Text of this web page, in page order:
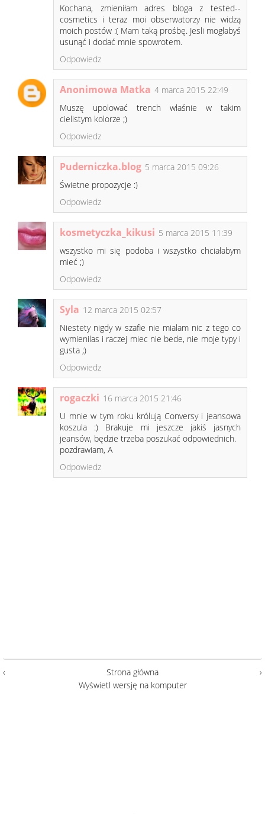
Kochana, zmieniłam adres bloga z tested--
cosmetics i teraz moi obserwatorzy nie widzą
moich postów :( Mam taką prośbę. Jesli mogłabyś
usunąć i dodać mnie spowrotem.
Odpowiedz
Anonimowa Matka 4 marca 2015 22:49
Muszę upolować trench właśnie w takim
cielistym kolorze ;)
Odpowiedz
Puderniczka.blog 5 marca 2015 09:26
Świetne propozycje :)
Odpowiedz
kosmetyczka_kikusi 5 marca 2015 11:39
wszystko mi się podoba i wszystko chciałabym
mieć ;)
Odpowiedz
Syla 12 marca 2015 02:57
Niestety nigdy w szafie nie mialam nic z tego co
wymienilas i raczej miec nie bede, nie moje typy i
gusta ;)
Odpowiedz
rogaczki 16 marca 2015 21:46
U mnie w tym roku królują Conversy i jeansowa
koszula :) Brakuje mi jeszcze jakiś jasnych
jeansów, będzie trzeba poszukać odpowiednich.
pozdrawiam, A
Odpowiedz
‹ ›
Strona główna
Wyświetl wersję na komputer